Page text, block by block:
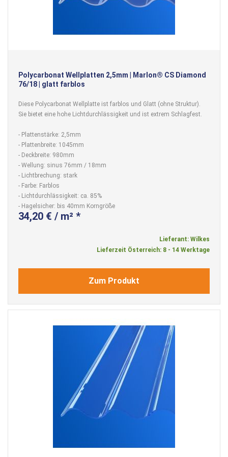
Polycarbonat Wellplatten 2,5mm | Marlon® CS Diamond
76/18 | glatt farblos
Diese Polycarbonat Wellplatte ist farblos und Glatt (ohne Struktur).
Sie bietet eine hohe Lichtdurchlässigkeit und ist extrem Schlagfest.
- Plattenstärke: 2,5mm
- Plattenbreite: 1045mm
- Deckbreite: 980mm
- Wellung: sinus 76mm / 18mm
- Lichtbrechung: stark
- Farbe: Farblos
- Lichtdurchlässigkeit: ca. 85%
- Hagelsicher: bis 40mm Korngröße
34,20 € / m² *
Lieferant: Wilkes
Lieferzeit Österreich: 8 - 14 Werktage
Zum Produkt